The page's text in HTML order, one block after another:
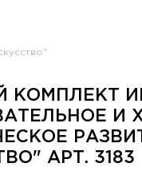
КОМПЛЕКТ
И
АРТ. 3183